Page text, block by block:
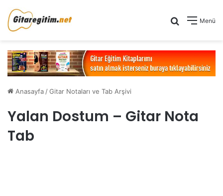
Menü
Arama yap
Anasayfa /Gitar Notaları ve Tab Arşivi
Yalan Dostum – Gitar Nota
Tab